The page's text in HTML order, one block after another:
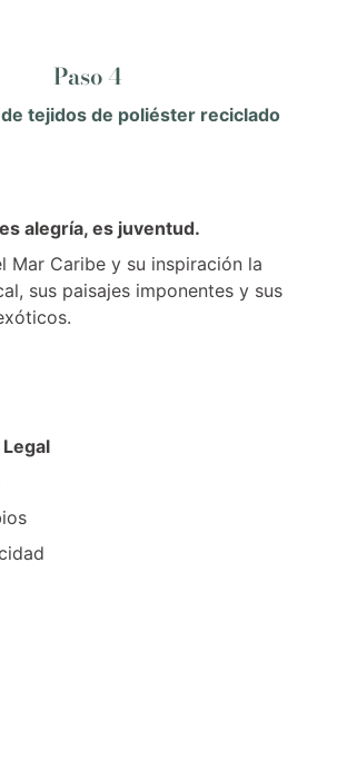
Paso 4
tejidos de poliéster reciclado
alegría, es juventud.
Mar Caribe y su inspiración la
sus paisajes imponentes y sus